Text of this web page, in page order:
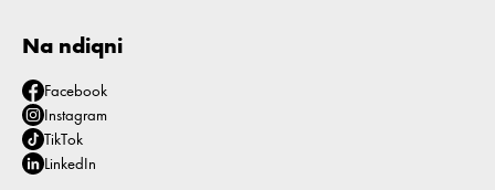
Na ndiqni
Facebook
Instagram
TikTok
LinkedIn